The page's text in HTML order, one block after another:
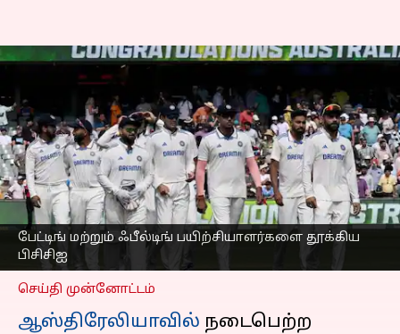
பேட்டிங் மற்றும் ஃபீல்டிங் பயிற்சியாளர்களை தூக்கிய
பிசிசிஐ
பார்டர்-கவாஸ்கர்
டிராபியில் மோசமான
ஆட்டத்தின் காரணமாக
பேட்டிங் மற்றும் ஃபீல்டிங்
பயிற்சியாளர்களை
தூக்கிய பிசிசிஐ
எழுதியவர் Venkatalakshmi V Apr 17, 2025 11:20 am
செய்தி முன்னோட்டம்
ஆஸ்திரேலியாவில் நடைபெற்ற